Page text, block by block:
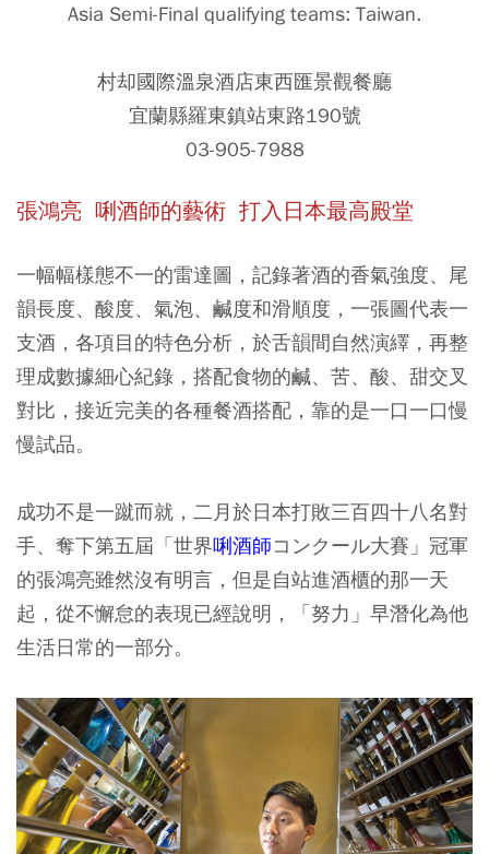
Asia Semi-Final qualifying teams: Taiwan.
村却國際溫泉酒店東西匯景觀餐廳
宜蘭縣羅東鎮站東路190號
03-905-7988
張鴻亮 唎酒師的藝術 打入日本最高殿堂
一幅幅樣態不一的雷達圖，記錄著酒的香氣強度、尾
韻長度、酸度、氣泡、鹹度和滑順度，一張圖代表一
支酒，各項目的特色分析，於舌韻間自然演繹，再整
理成數據細心紀錄，搭配食物的鹹、苦、酸、甜交叉
對比，接近完美的各種餐酒搭配，靠的是一口一口慢
慢試品。
成功不是一蹴而就，二月於日本打敗三百四十八名對
手、奪下第五屆「世界唎酒師コンクール大賽」冠軍
的張鴻亮雖然沒有明言，但是自站進酒櫃的那一天
起，從不懈怠的表現已經說明，「努力」早潛化為他
生活日常的一部分。